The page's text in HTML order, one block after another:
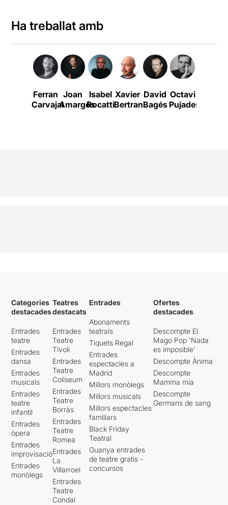
Ha treballat amb
Ferran
Carvajal
Joan
Amargós
Isabel
Rocatti
Xavier
Bertran
David
Bagés
Octavi
Pujades
Categories
destacades
Entrades
teatre
Entrades
dansa
Entrades
musicals
Entrades
teatre
infantil
Entrades
òpera
Entrades
improvisació
Entrades
monòlegs
Teatres
destacats
Entrades
Teatre
Tívoli
Entrades
Teatre
Coliseum
Entrades
Teatre
Borràs
Entrades
Teatre
Romea
Entrades
La
Villarroel
Entrades
Teatre
Condal
Entrades
Abonaments
teatrals
Tiquets Regal
Entrades
espectacles a
Madrid
Millors monòlegs
Millors musicals
Millors espectacles
familiars
Black Friday
Teatral
Guanya entrades
de teatre gratis -
concursos
Ofertes
destacades
Descompte El
Mago Pop 'Nada
es imposible'
Descompte Ànima
Descompte
Mamma mia
Descompte
Germans de sang